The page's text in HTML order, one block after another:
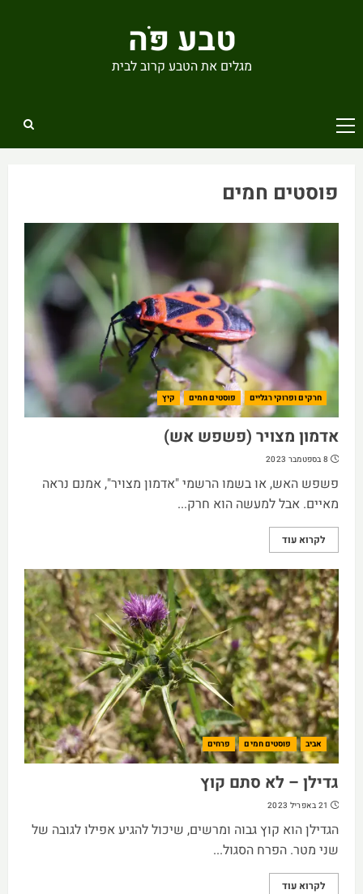
טבע פֹּה
מגלים את הטבע קרוב לבית
Primary
Menu
פוסטים חמים
חרקים ופרוקי רגליים פוסטים חמים קיץ
אדמון מצויר (פשפש אש)
8 בספטמבר 2023
פשפש האש, או בשמו הרשמי "אדמון מצויר", אמנם נראה
מאיים. אבל למעשה הוא חרק...
לקרוא עוד
אביב פוסטים חמים פרחים
גדילן – לא סתם קוץ
21 באפריל 2023
הגדילן הוא קוץ גבוה ומרשים, שיכול להגיע אפילו לגובה של
שני מטר. הפרח הסגול...
לקרוא עוד